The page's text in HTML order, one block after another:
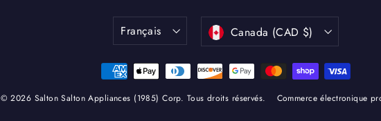
Langue
Français Devise
Canada (CAD $)
© 2026 Salton Salton Appliances (1985) Corp. Tous droits réservés. Commerce électronique